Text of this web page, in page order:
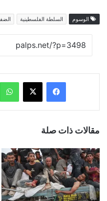
الوسوم السلطة الفلسطينية
فيسبوك ‫X
مقالات ذات صلة